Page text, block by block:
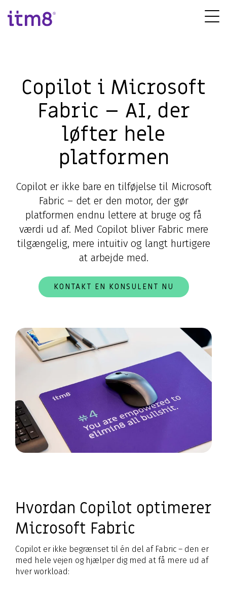
direkte
Copilot i Microsoft
Fabric – AI, der
løfter hele
platformen
Copilot er ikke bare en tilføjelse til Microsoft
Fabric – det er den motor, der gør
platformen endnu lettere at bruge og få
værdi ud af. Med Copilot bliver Fabric mere
tilgængelig, mere intuitiv og langt hurtigere
at arbejde med.
KONTAKT EN KONSULENT NU
Hvordan Copilot optimerer
Microsoft Fabric
Copilot er ikke begrænset til én del af Fabric – den er
med hele vejen og hjælper dig med at få mere ud af
hver workload: